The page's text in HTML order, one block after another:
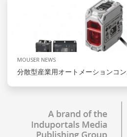
MOUSER NEWS
分散型産業用オートメーションコ